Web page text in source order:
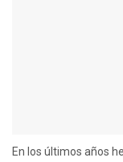
En los últimos años